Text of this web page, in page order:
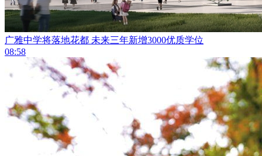
广雅中学将落地花都 未来三年新增3000优质学位
08:58